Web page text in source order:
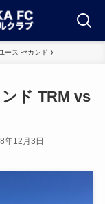
ース セカンド
ド TRM vs
年12月3日